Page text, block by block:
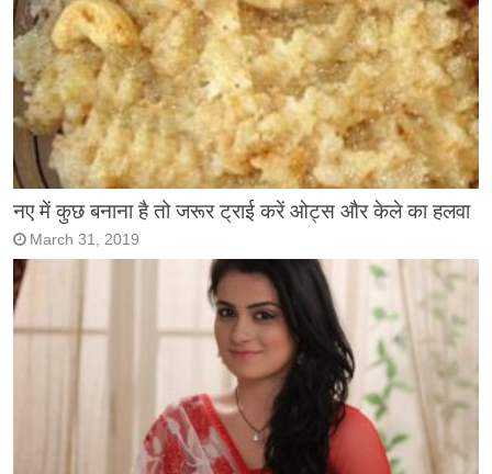
नए में कुछ बनाना है तो जरूर ट्राई करें ओट्स और केले का हलवा
March 31, 2019